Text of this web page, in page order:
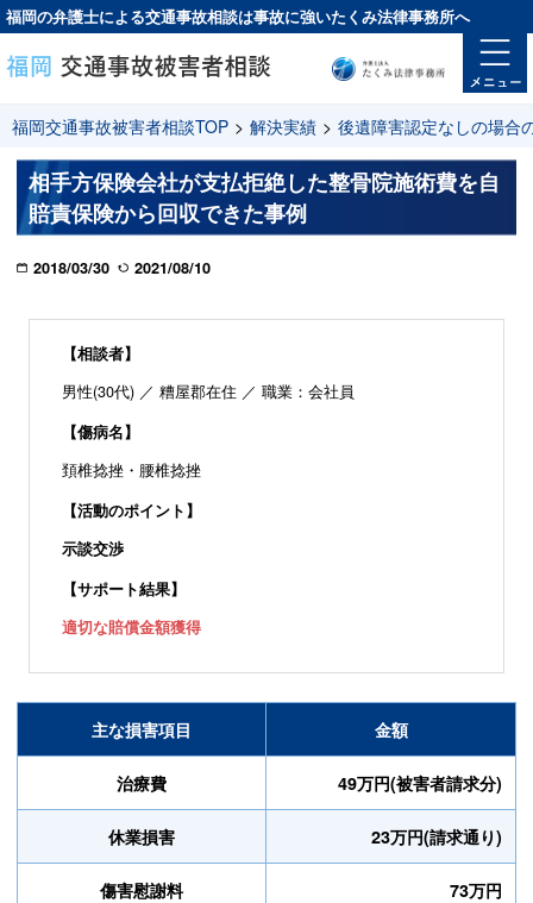
福岡の弁護士による交通事故相談は事故に強いたくみ法律事務所へ
福岡交通事故被害者相談TOP > 解決実績 > 後遺障害認定なしの場合
相手方保険会社が支払拒絶した整骨院施術費を自
賠責保険から回収できた事例
2018/03/30 2021/08/10
【相談者】
男性(30代) ／ 糟屋郡在住 ／ 職業：会社員
【傷病名】
頚椎捻挫・腰椎捻挫
【活動のポイント】
示談交渉
【サポート結果】
適切な賠償金額獲得
主な損害項目 金額
治療費 49万円(被害者請求分)
休業損害 23万円(請求通り)
傷害慰謝料 73万円